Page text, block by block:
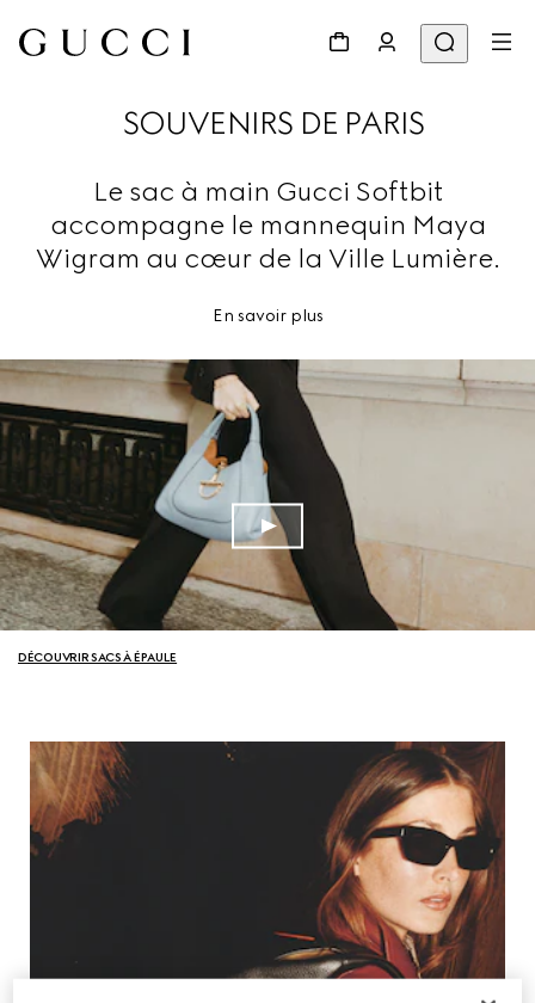
SOUVENIRS DE PARIS
Le sac à main Gucci Softbit
accompagne le mannequin Maya
Wigram au cœur de la Ville Lumière.
En savoir plus
DÉCOUVRIR SACS À ÉPAULE